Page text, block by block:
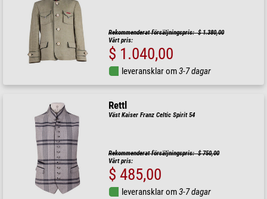
Rekommenderat försäljningspris: $ 1.380,00
Vårt pris:
$ 1.040,00
leveransklar om3-7 dagar
Rettl
Väst Kaiser Franz Celtic Spirit 54
Rekommenderat försäljningspris: $ 750,00
Vårt pris:
$ 485,00
leveransklar om3-7 dagar